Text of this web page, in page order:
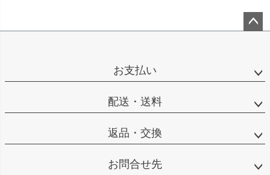
お支払い
配送・送料
返品・交換
お問合せ先